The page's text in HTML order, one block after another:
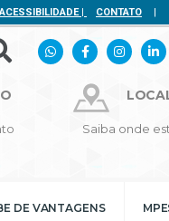
| CONTATO |
Saiba onde
DE VANTAGENS